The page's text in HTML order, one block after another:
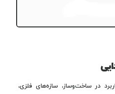
در ساخت‌وساز، سازه‌های فلزی،